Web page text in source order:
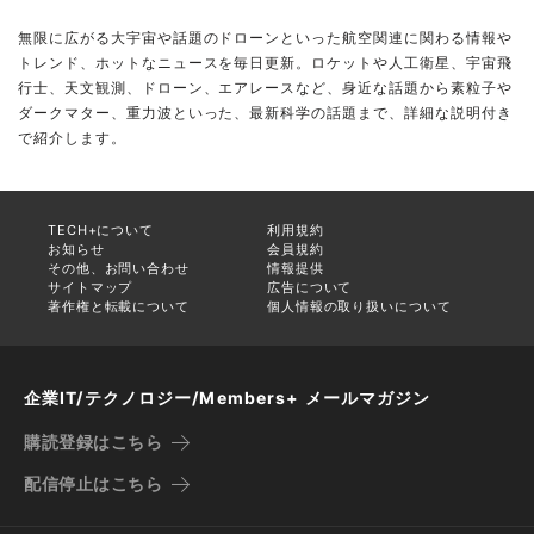
無限に広がる大宇宙や話題のドローンといった航空関連に関わる情報や
トレンド、ホットなニュースを毎日更新。ロケットや人工衛星、宇宙飛
行士、天文観測、ドローン、エアレースなど、身近な話題から素粒子や
ダークマター、重力波といった、最新科学の話題まで、詳細な説明付き
で紹介します。
TECH+について
利用規約
お知らせ
会員規約
その他、お問い合わせ
情報提供
サイトマップ
広告について
著作権と転載について
個人情報の取り扱いについて
企業IT/テクノロジー/Members+ メールマガジン
購読登録はこちら
配信停止はこちら